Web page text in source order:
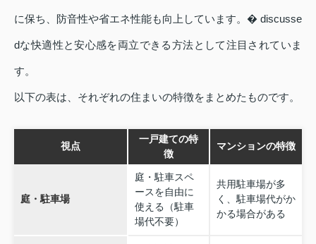
に保ち、防音性や省エネ性能も向上しています。� discusse
dな快適性と安心感を両立できる方法として注目されていま
す。
以下の表は、それぞれの住まいの特徴をまとめたものです。
視点
一戸建ての特
徴
マンションの特徴
庭・駐車場
庭・駐車スペ
ースを自由に
使える（駐車
場代不要）
共用駐車場が多
く、駐車場代がか
かる場合がある